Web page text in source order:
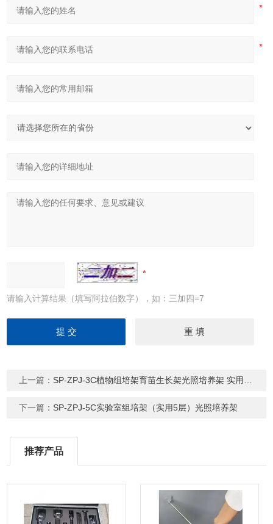
请输入计算结果（填写阿拉伯数字），如：三加四=7
上一篇： SP-ZPJ-3C植物组培架育苗生长架光照培养架 实用3层
下一篇： SP-ZPJ-5C实验室组培架（实用5层）光照培养架
推荐产品